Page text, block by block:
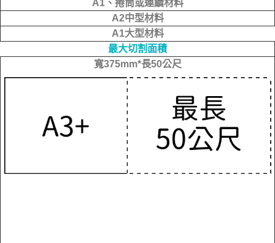
A1、捲筒或連續材料
A2中型材料
A1大型材料
最大切割面積
寬375mm*長50公尺